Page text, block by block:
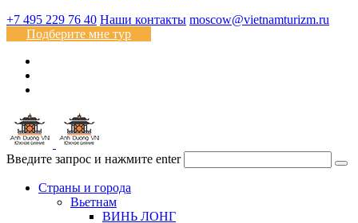
+7 495 229 76 40 Наши контакты moscow@vietnamturizm.ru
Подберите мне тур
Введите запрос и нажмите enter
Страны и города
Вьетнам
ВИНЬ ЛОНГ